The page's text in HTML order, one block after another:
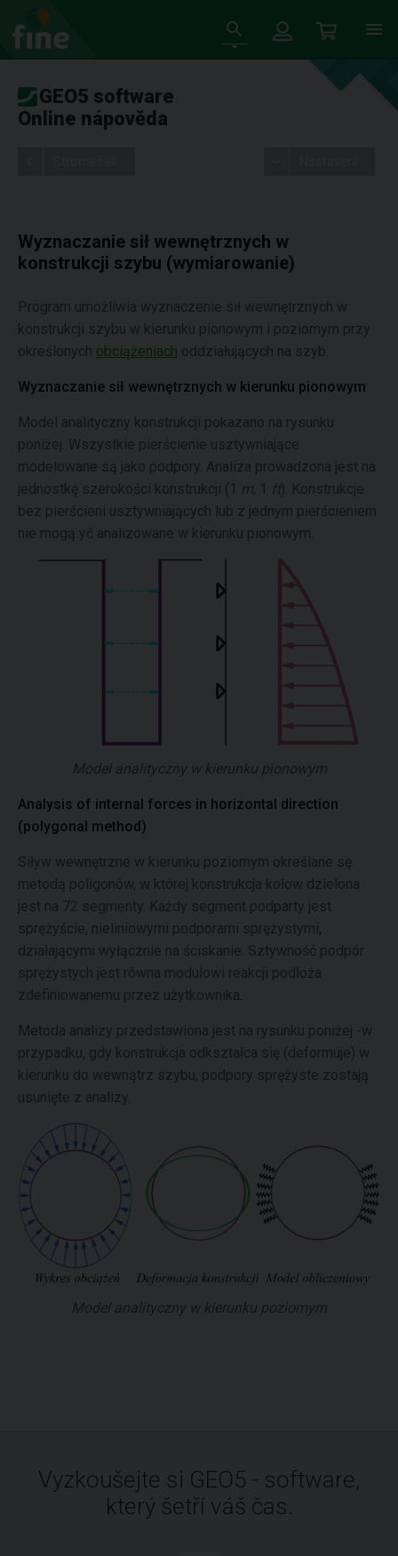
GEO5 software
Online nápověda
Wyznaczanie sił wewnętrznych w
konstrukcji szybu (wymiarowanie)
Program umożliwia wyznaczenie sił wewnętrznych w
konstrukcji szybu w kierunku pionowym i poziomym przy
określonych obciążeniach oddziałujących na szyb.
Wyznaczanie sił wewnętrznych w kierunku pionowym
Model analityczny konstrukcji pokazano na rysunku
poniżej. Wszystkie pierścienie usztywniające
modelowane są jako podpory. Analiza prowadzona jest na
jednostkę szerokości konstrukcji (1 m, 1 ft). Konstrukcje
bez pierścieni usztywniających lub z jednym pierścieniem
nie mogą yć analizowane w kierunku pionowym.
Model analityczny w kierunku pionowym
Analysis of internal forces in horizontal direction
(polygonal method)
Siływ wewnętrzne w kierunku poziomym określane sę
metodą poligonów, w której konstrukcja kołow dzielona
jest na 72 segmenty. Każdy segment podparty jest
sprężyście, nieliniowymi podporami sprężystymi,
działającymi wyłącznie na ściskanie. Sztywność podpór
sprężystych jest równa modułowi reakcji podłoża
zdefiniowanemu przez użytkownika.
Metoda analizy przedstawiona jest na rysunku poniżej -w
przypadku, gdy konstrukcja odkształca się (deformuje) w
kierunku do wewnątrz szybu, podpory sprężyste zostają
usunięte z analizy.
Model analityczny w kierunku poziomym
Vyzkoušejte si GEO5 - software,
který šetří váš čas.